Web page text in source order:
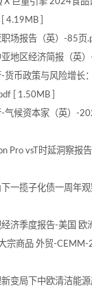
4.19MB ]
场报告（英）-85页
地区经济简报（英）
币政策与风险增长
[ 1.50MB ]
候资本家（英）-
Pro vsT时延洞察报
一揽子化债一周年观
济季度报告-美国 欧
宗商品 外贸-
变局下中欧清洁能